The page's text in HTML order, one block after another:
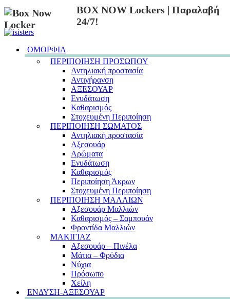
BOX NOW Lockers | Παραλαβή
24/7!
ΟΜΟΡΦΙΑ
ΠΕΡΙΠΟΙΗΣΗ ΠΡΟΣΩΠΟΥ
Αντηλιακή προστασία
Αντιγήρανση
ΑΞΕΣΟΥΑΡ
Ενυδάτωση
Καθαρισμός
Στοχευμένη Περιποίηση
ΠΕΡΙΠΟΙΗΣΗ ΣΩΜΑΤΟΣ
Αντηλιακή προστασία
Αξεσουάρ
Αρώματα
Ενυδάτωση
Καθαρισμός
Περιποίηση Άκρων
Στοχευμένη Περιποίηση
ΠΕΡΙΠΟΙΗΣΗ ΜΑΛΛΙΩΝ
Αξεσουάρ Μαλλιών
Καθαρισμός – Σαμπουάν
Φροντίδα Μαλλιών
ΜΑΚΙΓΙΑΖ
Αξεσουάρ – Πινέλα
Μάτια – Φρύδια
Νύχια
Πρόσωπο
Χείλη
ΕΝΔΥΣΗ-ΑΞΕΣΟΥΑΡ